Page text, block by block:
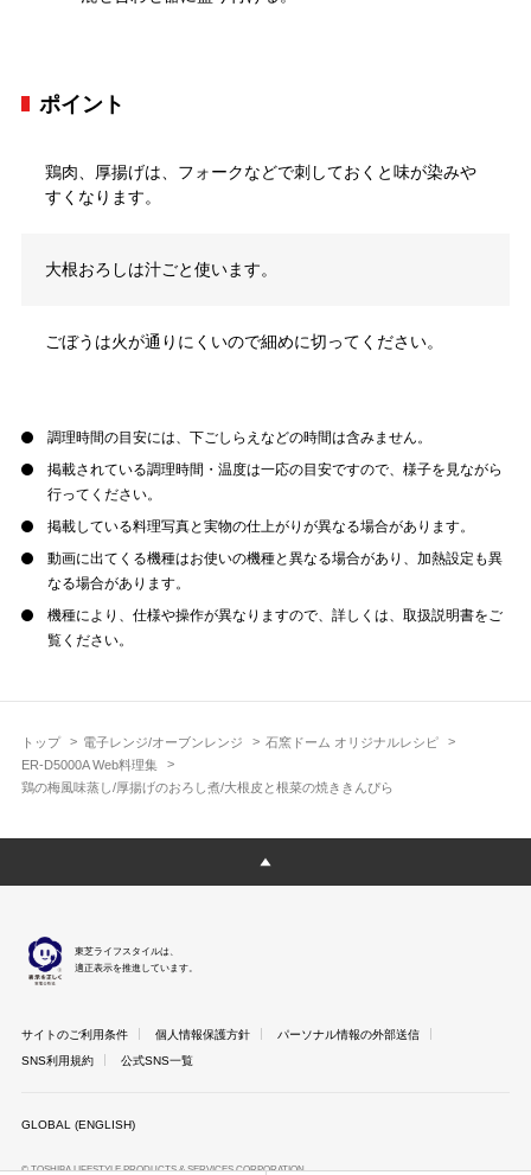
トップ 電子レンジ/オーブンレンジ
石窯ドーム オリジナルレシピ
ER-D5000A Web料理集
鶏の梅風味蒸し/厚揚げのおろし煮/大根皮と根菜の焼ききんぴら
ポイント
鶏肉、厚揚げは、フォークなどで刺しておくと味が染みや
すくなります。
大根おろしは汁ごと使います。
ごぼうは火が通りにくいので細めに切ってください。
調理時間の目安には、下ごしらえなどの時間は含みません。
掲載されている調理時間・温度は一応の目安ですので、様子を見ながら
行ってください。
掲載している料理写真と実物の仕上がりが異なる場合があります。
動画に出てくる機種はお使いの機種と異なる場合があり、加熱設定も異
なる場合があります。
機種により、仕様や操作が異なりますので、詳しくは、取扱説明書をご
覧ください。
東芝ライフスタイルは、
適正表示を推進しています。
サイトのご利用条件 個人情報保護方針
パーソナル情報の外部送信
SNS利用規約
公式SNS一覧
GLOBAL (ENGLISH)
© TOSHIBA LIFESTYLE PRODUCTS & SERVICES CORPORATION